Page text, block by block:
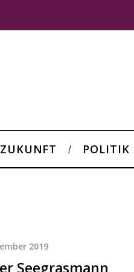
POLITIK
2019
Seegrasmann